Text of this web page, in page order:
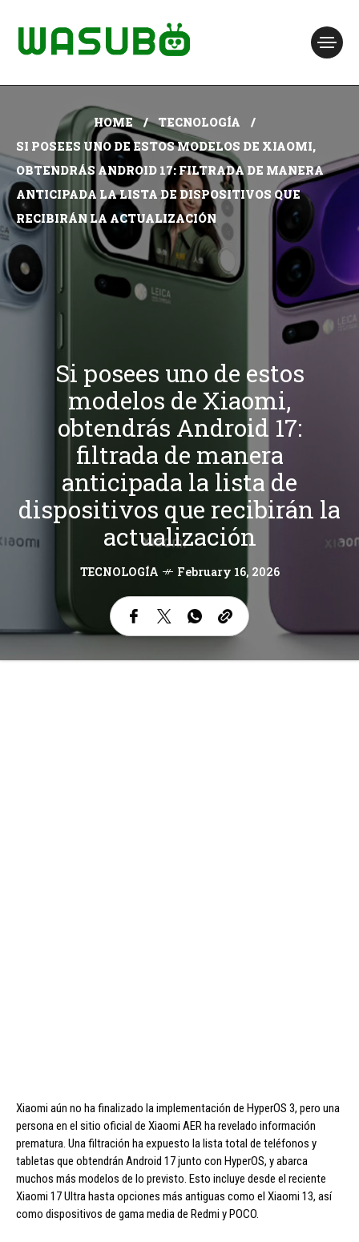
HOME
TECNOLOGÍA
SI POSEES UNO DE ESTOS MODELOS DE XIAOMI,
OBTENDRÁS ANDROID 17: FILTRADA DE MANERA
ANTICIPADA LA LISTA DE DISPOSITIVOS QUE
RECIBIRÁN LA ACTUALIZACIÓN
Si posees uno de estos
modelos de Xiaomi,
obtendrás Android 17:
filtrada de manera
anticipada la lista de
dispositivos que recibirán la
actualización
TECNOLOGÍA February 16, 2026
Xiaomi aún no ha finalizado la implementación de HyperOS 3, pero una
persona en el sitio oficial de Xiaomi AER ha revelado información
prematura. Una filtración ha expuesto la lista total de teléfonos y
tabletas que obtendrán Android 17 junto con HyperOS, y abarca
muchos más modelos de lo previsto. Esto incluye desde el reciente
Xiaomi 17 Ultra hasta opciones más antiguas como el Xiaomi 13, así
como dispositivos de gama media de Redmi y POCO.